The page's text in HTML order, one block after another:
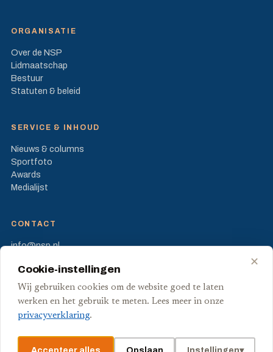
ORGANISATIE
Over de NSP
Lidmaatschap
Bestuur
Statuten & beleid
SERVICE & INHOUD
Nieuws & columns
Sportfoto
Awards
Medialijst
CONTACT
info@nsp.nl
2595 BM Den Haag
✕
Cookie-instellingen
Wij gebruiken cookies om de website goed te laten
werken en het gebruik te meten. Lees meer in onze
privacyverklaring.